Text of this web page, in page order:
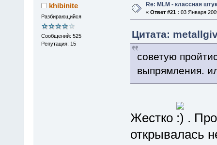
khibinite
Разбирающийся
Сообщений: 525
Репутация: 15
Re: MLM - классная
« Ответ #21 : 03 Января
Цитата:
советую
выпрямления.
Жестко
.
открывалась